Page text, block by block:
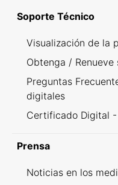
Soporte Técnico
Visualización de la
Obtenga /
Preguntas
digitales
Certificado Digital
Prensa
Noticias en los